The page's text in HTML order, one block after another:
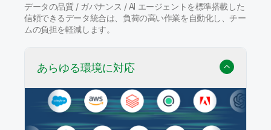
データの品質 / ガバナンス / AI エージェントを標準搭載した
信頼できるデータ統合は、負荷の高い作業を自動化し、チー
ムの負担を軽減します。
あらゆる環境に対応